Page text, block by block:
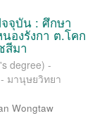
จุบัน : ศึกษา
องรังกา ต.โคก
สีมา
degree) -
มานุษยวิทยา
Wongtaw